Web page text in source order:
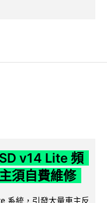
v14 Lite 頻
須自費維修
系統，引發大量車主反